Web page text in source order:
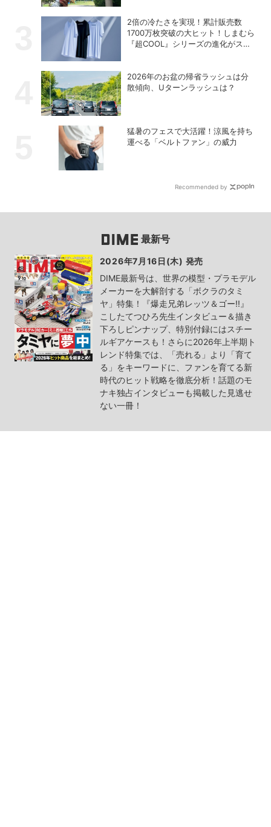
2倍の冷たさを実現！累計販売数
1700万枚突破の大ヒット！しまむら
『超COOL』シリーズの進化がスゴ
2026年のお盆の帰省ラッシュは分
散傾向、Uターンラッシュは？
猛暑のフェスで大活躍！涼風を持ち
運べる「ベルトファン」の威力
Recommended by
最新号
2026年7月16日(木) 発売
DIME最新号は、世界の模型・プラモデル
メーカーを大解剖する「ボクラのタミ
ヤ」特集！『爆走兄弟レッツ＆ゴー!!』
こしたてつひろ先生インタビュー＆描き
下ろしピンナップ、特別付録にはスチー
ルギアケースも！さらに2026年上半期ト
レンド特集では、「売れる」より「育て
る」をキーワードに、ファンを育てる新
時代のヒット戦略を徹底分析！話題のモ
ナキ独占インタビューも掲載した見逃せ
ない一冊！